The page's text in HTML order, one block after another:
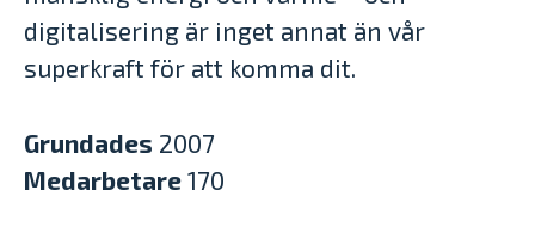
digitalisering är inget annat än vår
superkraft för att komma dit.
Grundades 2007
Medarbetare 170